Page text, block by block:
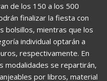
de los 150 a los 500
finalizar la fiesta con
bolsillos, mientras que los
individual optarán a
respectivamente. En
modalidades se repartirán,
por libros, material